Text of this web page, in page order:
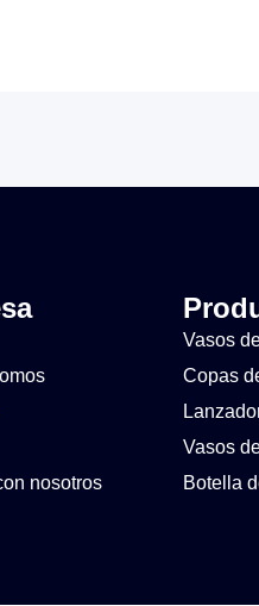
nosotros
Vasos
Copas
Vasos
Botella